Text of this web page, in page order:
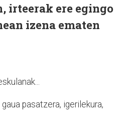
irteerak ere egingo
izena ematen
pasatzera, igerilekura,